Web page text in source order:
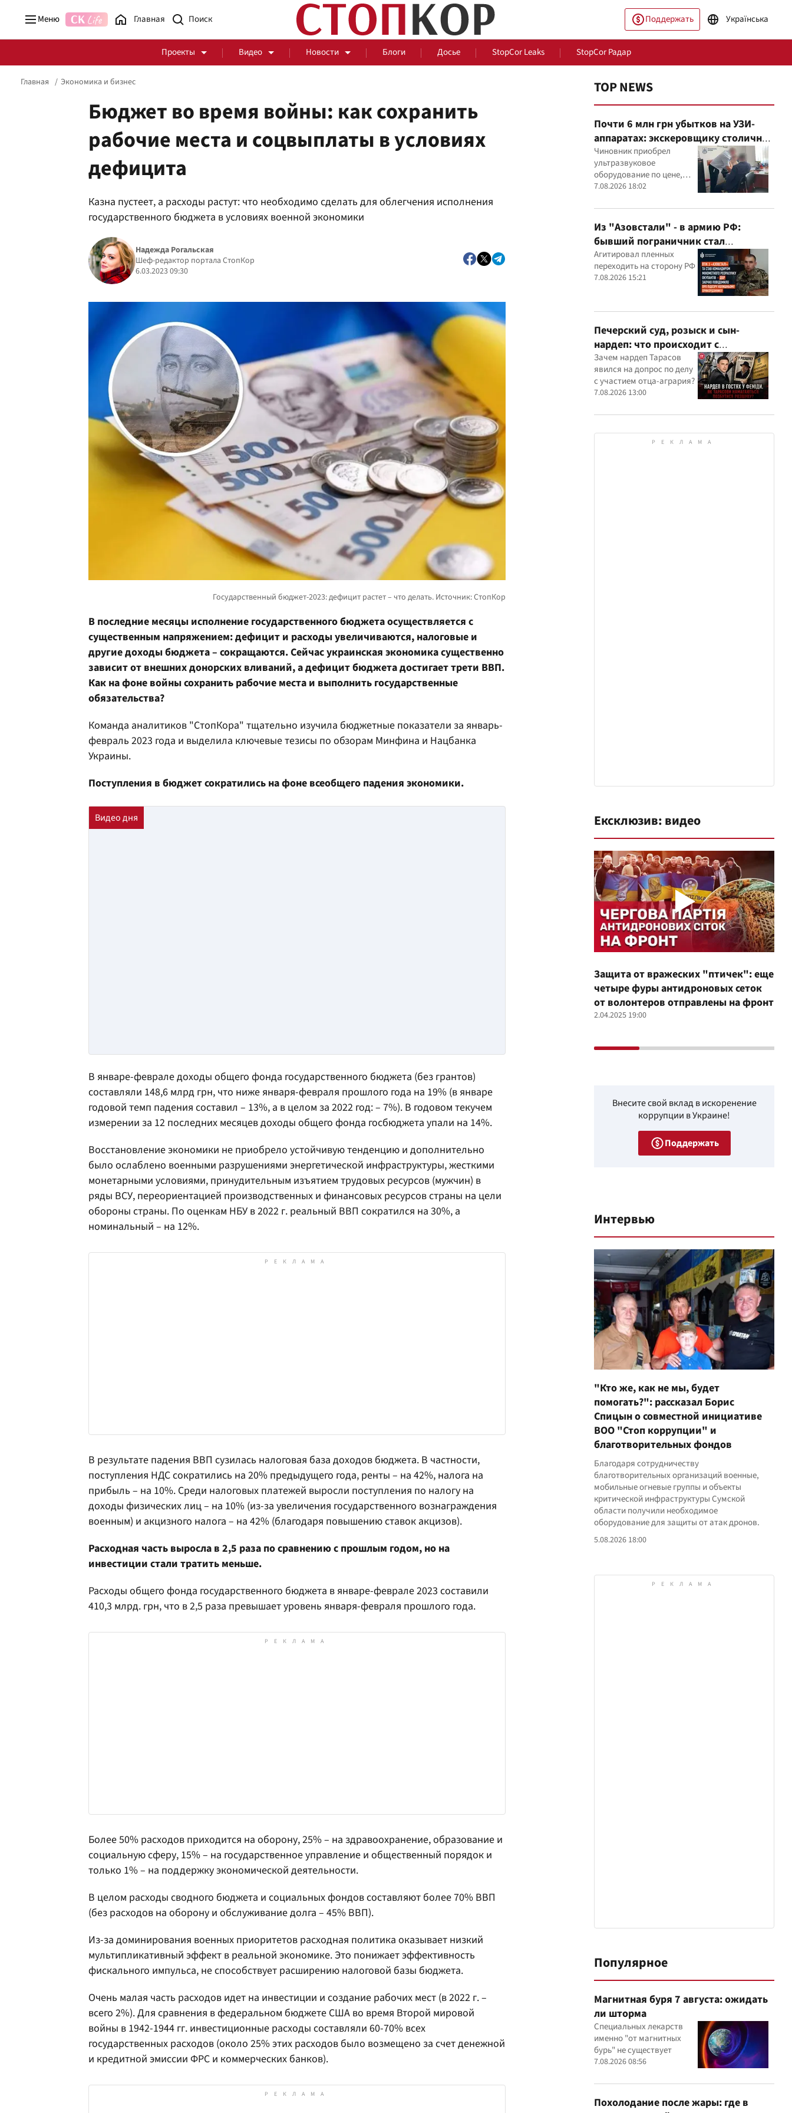
Меню Главная Поддержать Українська
Проекты Видео Новости Блоги Досье StopCor Leaks StopCor Радар
Стоп Политической Коррупции Честные закупки За оградой
Мир
Главная Экономика и бизнес
Бюджет во время войны: как сохранить
рабочие места и соцвыплаты в условиях
дефицита
Казна пустеет, а расходы растут: что необходимо сделать для облегчения исполнения
государственного бюджета в условиях военной экономики
Надежда Рогальская
Шеф-редактор портала СтопКор
6.03.2023 09:30
В последние месяцы исполнение государственного бюджета осуществляется с
существенным напряжением: дефицит и расходы увеличиваются, налоговые и
другие доходы бюджета – сокращаются. Сейчас украинская экономика существенно
зависит от внешних донорских вливаний, а дефицит бюджета достигает трети ВВП.
Как на фоне войны сохранить рабочие места и выполнить государственные
обязательства?
Команда аналитиков "СтопКора" тщательно изучила бюджетные показатели за январь-
февраль 2023 года и выделила ключевые тезисы по обзорам Минфина и Нацбанка
Украины.
Поступления в бюджет сократились на фоне всеобщего падения экономики.
В январе-феврале доходы общего фонда государственного бюджета (без грантов)
составляли 148,6 млрд грн, что ниже января-февраля прошлого года на 19% (в январе
годовой темп падения составил – 13%, а в целом за 2022 год: – 7%). В годовом текучем
измерении за 12 последних месяцев доходы общего фонда госбюджета упали на 14%.
Восстановление экономики не приобрело устойчивую тенденцию и дополнительно
было ослаблено военными разрушениями энергетической инфраструктуры, жесткими
монетарными условиями, принудительным изъятием трудовых ресурсов (мужчин) в
ряды ВСУ, переориентацией производственных и финансовых ресурсов страны на цели
обороны страны. По оценкам НБУ в 2022 г. реальный ВВП сократился на 30%, а
номинальный – на 12%.
В результате падения ВВП сузилась налоговая база доходов бюджета. В частности,
поступления НДС сократились на 20% предыдущего года, ренты – на 42%, налога на
прибыль – на 10%. Среди налоговых платежей выросли поступления по налогу на
доходы физических лиц – на 10% (из-за увеличения государственного вознаграждения
военным) и акцизного налога – на 42% (благодаря повышению ставок акцизов).
Расходная часть выросла в 2,5 раза по сравнению с прошлым годом, но на
инвестиции стали тратить меньше.
Расходы общего фонда государственного бюджета в январе-феврале 2023 составили
410,3 млрд. грн, что в 2,5 раза превышает уровень января-февраля прошлого года.
Более 50% расходов приходится на оборону, 25% – на здравоохранение, образование и
социальную сферу, 15% – на государственное управление и общественный порядок и
только 1% – на поддержку экономической деятельности.
В целом расходы сводного бюджета и социальных фондов составляют более 70% ВВП
(без расходов на оборону и обслуживание долга – 45% ВВП).
Из-за доминирования военных приоритетов расходная политика оказывает низкий
мультипликативный эффект в реальной экономике. Это понижает эффективность
фискального импульса, не способствует расширению налоговой базы бюджета.
Очень малая часть расходов идет на инвестиции и создание рабочих мест (в 2022 г. –
всего 2%). Для сравнения в федеральном бюджете США во время Второй мировой
войны в 1942-1944 гг. инвестиционные расходы составляли 60-70% всех
государственных расходов (около 25% этих расходов было возмещено за счет денежной
и кредитной эмиссии ФРС и коммерческих банков).
TOP NEWS
Почти 6 млн грн убытков на УЗИ-
аппаратах: экскеровщику столичной
больницы объявили подозрение
Чиновник приобрел
ультразвуковое
оборудование по цене,
которая, как установили
значительно выше
рыночной
7.08.2026 18:02
Из "Азовстали" - в армию РФ:
бывший пограничник стал
командиром минометного расчета
оккупантов
Агитировал пленных
переходить на сторону РФ
7.08.2026 15:21
Печерский суд, розыск и сын-
нардеп: что происходит с
уголовными производствами с
участием агробарона Тарасова?
Зачем нардеп Тарасов
явился на допрос по делу
с участием отца-агрария?
7.08.2026 13:00
Ексклюзив: видео
Защита от вражеских "птичек": еще
четыре фуры антидроновых сеток
от волонтеров отправлены на фронт
2.04.2025 19:00
Внесите свой вклад в искоренение
коррупции в Украине!
Поддержать
Интервью
"Кто же, как не мы, будет
помогать?": рассказал Борис
Спицын о совместной инициативе
ВОО "Стоп коррупции" и
благотворительных фондов
Благодаря сотрудничеству
благотворительных организаций военные,
мобильные огневые группы и объекты
критической инфраструктуры Сумской
области получили необходимое
оборудование для защиты от атак дронов.
5.08.2026 18:00
Популярное
Магнитная буря 7 августа: ожидать
ли шторма
Специальных лекарств
именно "от магнитных
бурь" не существует
7.08.2026 08:56
Похолодание после жары: где в